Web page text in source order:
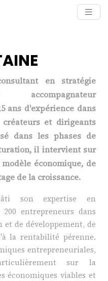
en stratégie
ans d'expérience dans
créateurs et dirigeants
dans les phases de
il intervient sur
économique, de
de la croissance.
son expertise en
entrepreneurs dans
de développement, de
la rentabilité pérenne.
entrepreneuriales,
sur la
économiques viables et